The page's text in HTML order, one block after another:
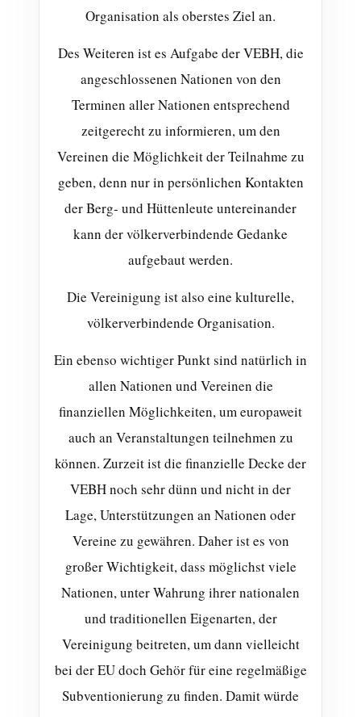
Organisation als oberstes Ziel an.
Des Weiteren ist es Aufgabe der VEBH, die
angeschlossenen Nationen von den
Terminen aller Nationen entsprechend
zeitgerecht zu informieren, um den
Vereinen die Möglichkeit der Teilnahme zu
geben, denn nur in persönlichen Kontakten
der Berg- und Hüttenleute untereinander
kann der völkerverbindende Gedanke
aufgebaut werden.
Die Vereinigung ist also eine kulturelle,
völkerverbindende Organisation.
Ein ebenso wichtiger Punkt sind natürlich in
allen Nationen und Vereinen die
finanziellen Möglichkeiten, um europaweit
auch an Veranstaltungen teilnehmen zu
können. Zurzeit ist die finanzielle Decke der
VEBH noch sehr dünn und nicht in der
Lage, Unterstützungen an Nationen oder
Vereine zu gewähren. Daher ist es von
großer Wichtigkeit, dass möglichst viele
Nationen, unter Wahrung ihrer nationalen
und traditionellen Eigenarten, der
Vereinigung beitreten, um dann vielleicht
bei der EU doch Gehör für eine regelmäßige
Subventionierung zu finden. Damit würde